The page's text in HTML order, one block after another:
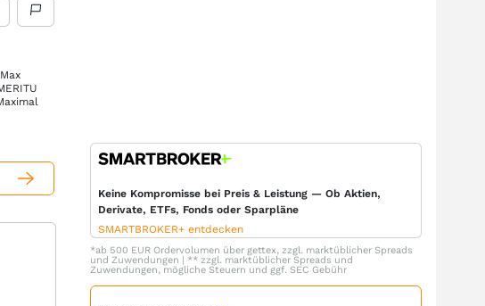
Max
Keine Kompromisse bei Preis & Leistung — Ob Aktien,
Derivate, ETFs, Fonds oder Sparpläne
SMARTBROKER+ entdecken
*ab 500 EUR Ordervolumen über gettex, zzgl. marktüblicher Spreads
und Zuwendungen | ** zzgl. marktüblicher Spreads und
Zuwendungen, mögliche Steuern und ggf. SEC Gebühr